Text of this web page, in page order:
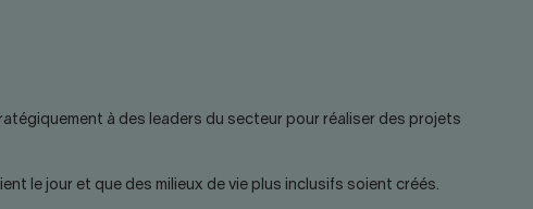
à des leaders du secteur pour réaliser des projets
le jour et que des milieux de vie plus inclusifs soient créés.